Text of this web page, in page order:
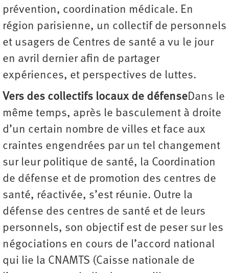
prévention, coordination médicale. En
région parisienne, un collectif de personnels
et usagers de Centres de santé a vu le jour
en avril dernier afin de partager
expériences, et perspectives de luttes.
Vers des collectifs locaux de défenseDans le
même temps, après le basculement à droite
d’un certain nombre de villes et face aux
craintes engendrées par un tel changement
sur leur politique de santé, la Coordination
de défense et de promotion des centres de
santé, réactivée, s’est réunie. Outre la
défense des centres de santé et de leurs
personnels, son objectif est de peser sur les
négociations en cours de l’accord national
qui lie la CNAMTS (Caisse nationale de